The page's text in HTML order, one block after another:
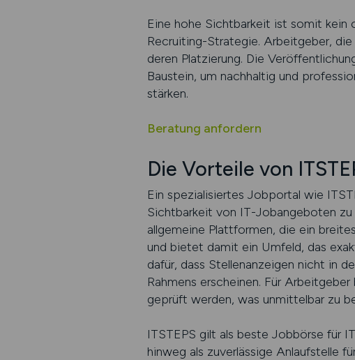
Eine hohe Sichtbarkeit ist somit kein
Recruiting-Strategie. Arbeitgeber,
deren Platzierung. Die
Baustein, um nachhaltig und
stärken.
Beratung anfordern
Die Vorteile von
Ein spezialisiertes Jobportal wie
Sichtbarkeit von IT-Jobangeboten zu
allgemeine Plattformen, die ein
und bietet damit ein Umfeld, das
dafür, dass Stellenanzeigen nicht in
Rahmens erscheinen. Für
geprüft werden, was unmittelbar zu
ITSTEPS gilt als beste Jobbörse für
hinweg als zuverlässige Anlaufstelle